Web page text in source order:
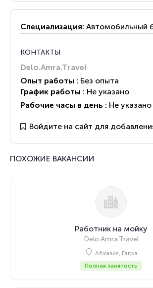
Специализация: Автомобильный
КОНТАКТЫ
Delo.Amra.Travel
Опыт работы : Без опыта
График работы : Не указано
Рабочие часы в день : Не указано
Войдите на сайт для
ПОХОЖИЕ ВАКАНСИИ
Работник на мойку
Delo.Amra.Travel
Абхазия, Гагра
Полная занятость